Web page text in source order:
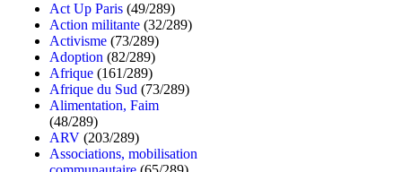
Act Up Paris (49/289)
Action militante (32/289)
Activisme (73/289)
Adoption (82/289)
Afrique (161/289)
Afrique du Sud (73/289)
Alimentation, Faim
(48/289)
ARV (203/289)
Associations, mobilisation